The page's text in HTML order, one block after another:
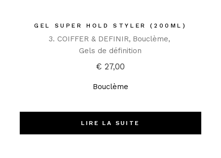
GEL SUPER HOLD STYLER (200ML)
3. COIFFER & DEFINIR Bouclème
Gels de définition
€ 27,00
Bouclème
LIRE LA SUITE